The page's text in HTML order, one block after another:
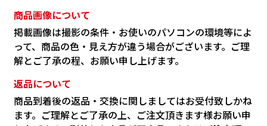
商品画像について
掲載画像は撮影の条件・お使いのパソコンの環境等によ
って、商品の色・見え方が違う場合がございます。ご理
解とご了承の程、お願い申し上げます。
返品について
商品到着後の返品・交換に関しましてはお受付致しかね
ます。ご理解とご了承の上、ご注文頂きます様お願い申